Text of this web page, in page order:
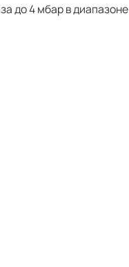
до 4 мбар в диапазоне